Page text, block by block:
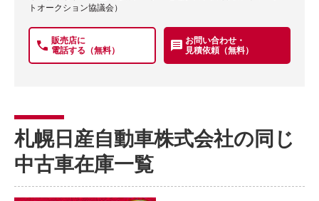
トオークション協議会）
販売店に
電話する（無料）
お問い合わせ・
見積依頼（無料）
札幌日産自動車株式会社の同じ
中古車在庫一覧